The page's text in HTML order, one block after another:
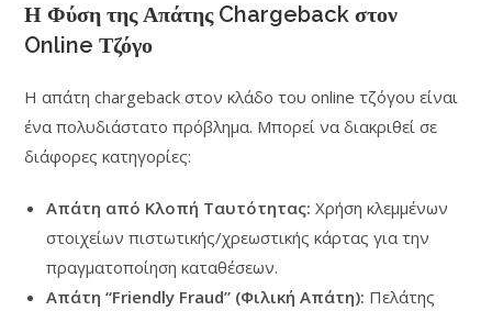
Η Φύση της Απάτης Chargeback στον
Online Τζόγο
Η απάτη chargeback στον κλάδο του online τζόγου είναι
ένα πολυδιάστατο πρόβλημα. Μπορεί να διακριθεί σε
διάφορες κατηγορίες:
Απάτη από Κλοπή Ταυτότητας: Χρήση κλεμμένων
στοιχείων πιστωτικής/χρεωστικής κάρτας για την
πραγματοποίηση καταθέσεων.
Απάτη “Friendly Fraud” (Φιλική Απάτη): Πελάτης